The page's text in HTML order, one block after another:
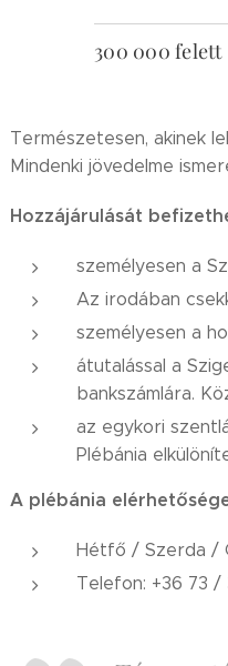
300 000 felett
Természetesen, akinek
Mindenki jövedelme
Hozzájárulását
személyesen a
Az irodában
személyesen a
átutalással a
bankszámlára.
az egykori
Plébánia
A plébánia
Hétfő / Szerda /
Telefon: +36 73 /